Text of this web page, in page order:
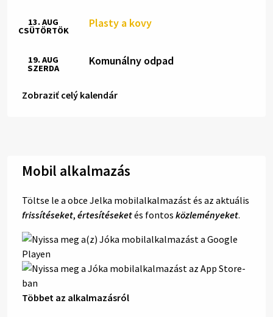
Plasty a kovy
13. AUG
CSÜTÖRTÖK
Komunálny odpad
19. AUG
SZERDA
Zobraziť celý kalendár
Mobil alkalmazás
Töltse le a obce Jelka mobilalkalmazást és az aktuális
frissítéseket, értesítéseketés fontos közleményeket.
Többet az alkalmazásról